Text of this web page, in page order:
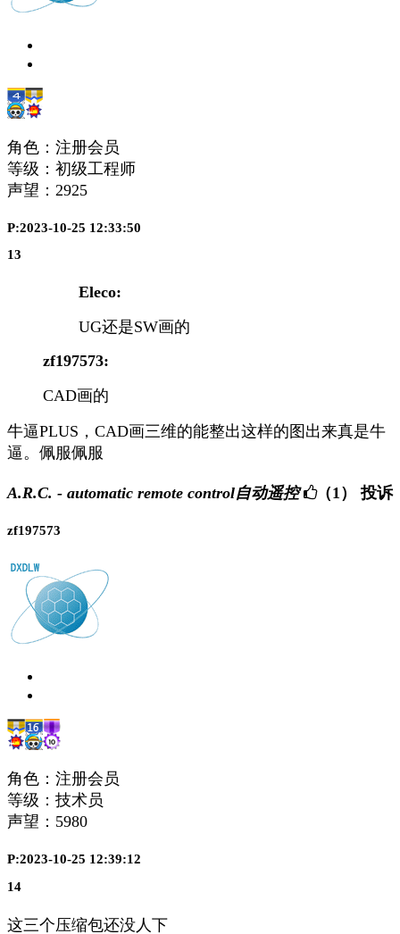
角色：注册会员
等级：初级工程师
声望： 2925
P:2023-10-25 12:33:50
13
Eleco:
UG还是SW画的
zf197573:
CAD画的
牛逼PLUS，CAD画三维的能整出这样的图出来真是牛
逼。佩服佩服
A.R.C. - automatic remote control自动遥控 （1） 投诉
zf197573
角色：注册会员
等级：技术员
声望： 5980
P:2023-10-25 12:39:12
14
这三个压缩包还没人下